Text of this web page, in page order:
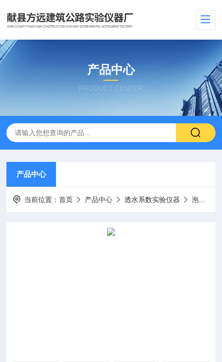
产品中心
PRODUCT CENTER
产品中心
当前位置：首页 产品中心 透水系数实验仪器 泡沫真空吸水率试验装置